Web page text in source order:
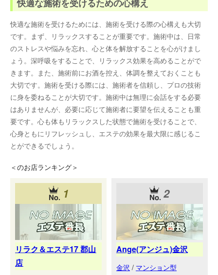
快適な施術を受けるための心構え
快適な施術を受けるためには、施術を受ける際の心構えも大切
です。まず、リラックスすることが重要です。施術中は、日常
のストレスや悩みを忘れ、心と体を解放することを心がけまし
ょう。深呼吸をすることで、リラックス効果を高めることがで
きます。また、施術前にお酒を控え、体調を整えておくことも
大切です。施術を受ける際には、施術者を信頼し、プロの技術
に身を委ねることが大切です。施術中は無理に会話をする必要
はありませんが、必要に応じて施術者に要望を伝えることも重
要です。心も体もリラックスした状態で施術を受けることで、
心身ともにリフレッシュし、エステの効果を最大限に感じるこ
とができるでしょう。
＜のお店ランキング＞
1
リラク＆エステ17 郡山
店
2
Ange(アンジュ)金沢
金沢 / マンション型